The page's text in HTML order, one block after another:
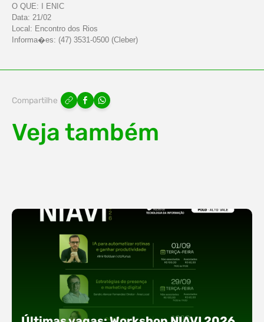
O QUE: I ENIC
Data: 21/02
Local: Encontro dos Rios
Informa�es: (47) 3531-0500 (Cleber)
Compartilhe
Veja também